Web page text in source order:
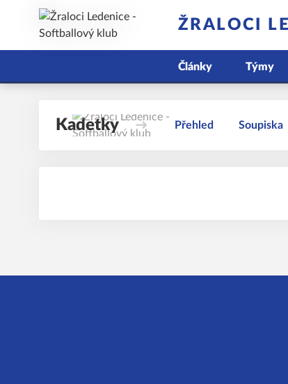
ŽRALOCI
Články Týmy
Kadetky Přehled Soupiska